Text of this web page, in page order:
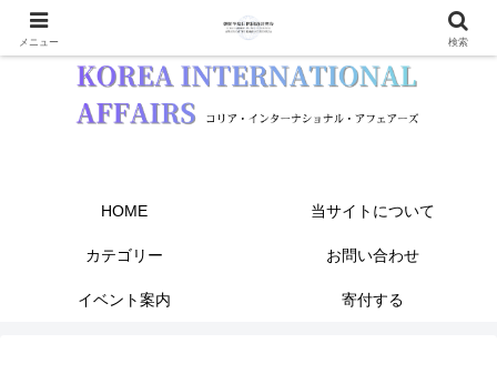
HOME 当サイトについて
カテゴリー お問い合わせ
イベント案内 寄付する
メニュー 検索